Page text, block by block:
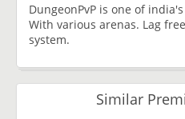
DungeonPvP is one of
With various arenas. Lag
system.
Similar